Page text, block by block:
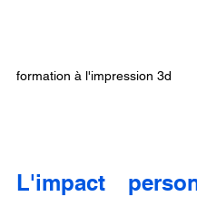
formation à l'impression 3d
L'impact